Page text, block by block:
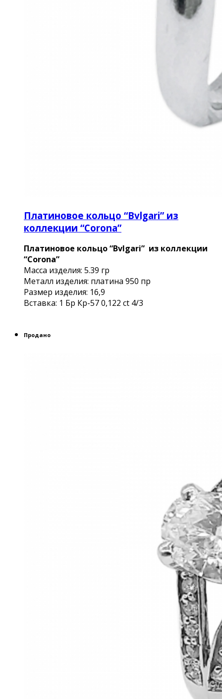
Платиновое кольцо “Bvlgari” из
коллекции “Corona”
Платиновое кольцо “Bvlgari” из коллекции
“Corona”
Масса изделия: 5.39 гр
Металл изделия: платина 950 пр
Размер изделия: 16,9
Вставка: 1 Бр Кр-57 0,122 сt 4/3
Продано